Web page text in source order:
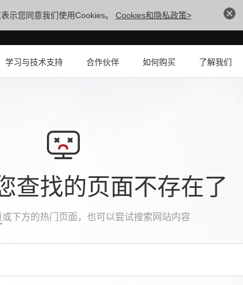
示您同意我们使用Cookies。 Cookies和隐私政策>
学习与技术支持 合作伙伴 如何购买 了解我们
查找的页面不存在了
或下方的热门页面，也可以尝试搜索网站内容